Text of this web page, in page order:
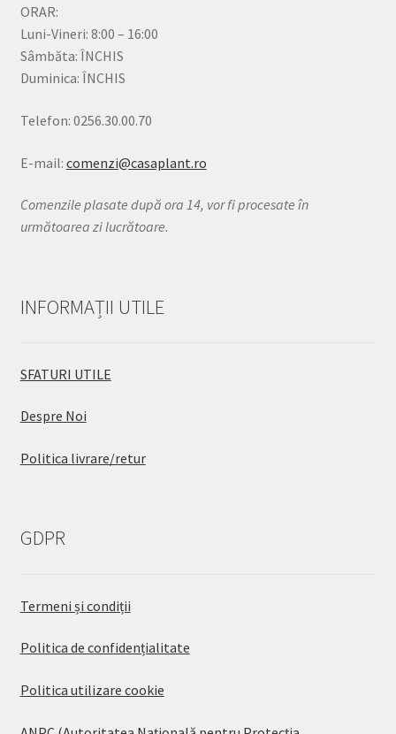
ORAR:
Luni-Vineri: 8:00 – 16:00
Sâmbăta: ÎNCHIS
Duminica: ÎNCHIS
Telefon: 0256.30.00.70
E-mail: comenzi@casaplant.ro
Comenzile plasate după ora 14, vor fi procesate în
următoarea zi lucrătoare.
INFORMAȚII UTILE
SFATURI UTILE
Despre Noi
Politica livrare/retur
GDPR
Termeni și condiții
Politica de confidențialitate
Politica utilizare cookie